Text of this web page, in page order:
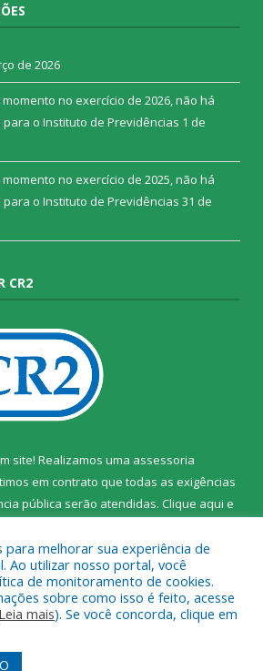
de 2026
no exercício de 2026, não há
o Instituto de Previdências 1 de
no exercício de 2025, não há
o Instituto de Previdências 31 de
CR2
site! Realizamos uma assessoria
em contrato que todas as exigências
pública serão atendidas. Clique aqui e
ao Instituto de Santa Cruz do Arari.
Área Administrativa
para melhorar sua experiência de
Ao utilizar nosso portal, você
de monitoramento de cookies.
sobre como isso é feito, acesse
Leia mais). Se você concorda, clique em